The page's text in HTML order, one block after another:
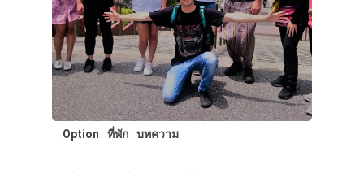
Option ที่พัก บทความ